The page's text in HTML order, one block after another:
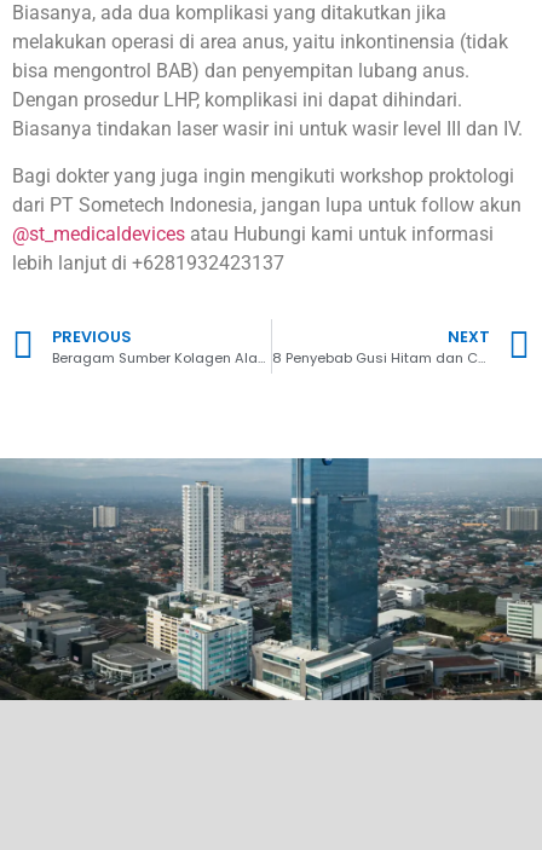
Biasanya, ada dua komplikasi yang ditakutkan jika
melakukan operasi di area anus, yaitu inkontinensia (tidak
bisa mengontrol BAB) dan penyempitan lubang anus.
Dengan prosedur LHP, komplikasi ini dapat dihindari.
Biasanya tindakan laser wasir ini untuk wasir level III dan IV.
Bagi dokter yang juga ingin mengikuti workshop proktologi
dari PT Sometech Indonesia, jangan lupa untuk follow akun
@st_medicaldevices atau Hubungi kami untuk informasi
lebih lanjut di +6281932423137
PREVIOUS
Beragam Sumber Kolagen Alami untuk Wajah, Bagus untuk Kecantikan
NEXT
8 Penyebab Gusi Hitam dan Cara Mencerahkannya